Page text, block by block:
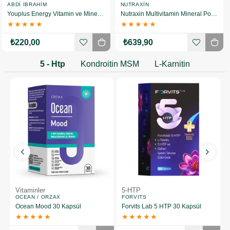
ABDI İBRAHIM
★★★★★
₺220,00
NUTRAXIN
Nutraxin Multivitamin Mineral Powder 300 gr
★★★★★
₺639,90
5 - Htp Kondroitin MSM L-Karnitin
Vitaminler
OCEAN / ORZAX
Ocean Mood 30 Kapsül
★★★★★
5-HTP
FORVITS
Forvits Lab 5 HTP 30 Kapsül
★★★★★